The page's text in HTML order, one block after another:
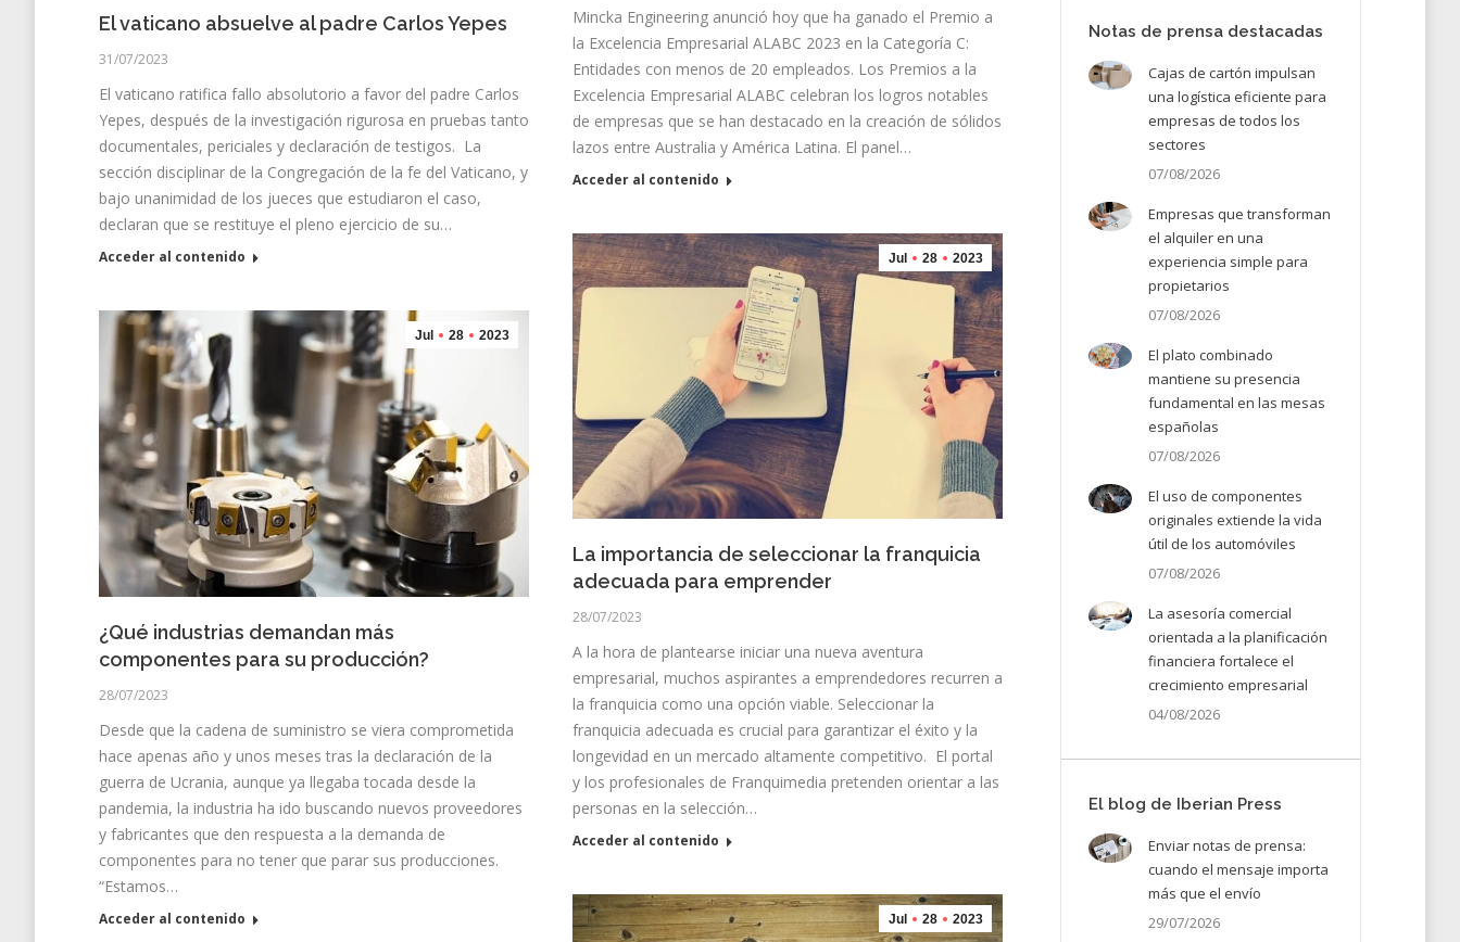
El vaticano absuelve al padre Carlos Yepes
31/07/2023
El vaticano ratifica fallo absolutorio a favor del padre Carlos
Yepes, después de la investigación rigurosa en pruebas tanto
documentales, periciales y declaración de testigos. La
sección disciplinar de la Congregación de la fe del Vaticano, y
bajo unanimidad de los jueces que estudiaron el caso,
declaran que se restituye el pleno ejercicio de su…
Acceder al contenido
Mincka Engineering anunció hoy que ha ganado el Premio a
la Excelencia Empresarial ALABC 2023 en la Categoría C:
Entidades con menos de 20 empleados. Los Premios a la
Excelencia Empresarial ALABC celebran los logros notables
de empresas que se han destacado en la creación de sólidos
lazos entre Australia y América Latina. El panel…
Acceder al contenido
Jul 28 2023
La importancia de seleccionar la franquicia
adecuada para emprender
28/07/2023
A la hora de plantearse iniciar una nueva aventura
empresarial, muchos aspirantes a emprendedores recurren a
la franquicia como una opción viable. Seleccionar la
franquicia adecuada es crucial para garantizar el éxito y la
longevidad en un mercado altamente competitivo. El portal
y los profesionales de Franquimedia pretenden orientar a las
personas en la selección…
Acceder al contenido
Jul 28 2023
¿Qué industrias demandan más
componentes para su producción?
28/07/2023
Desde que la cadena de suministro se viera comprometida
hace apenas año y unos meses tras la declaración de la
guerra de Ucrania, aunque ya llegaba tocada desde la
pandemia, la industria ha ido buscando nuevos proveedores
y fabricantes que den respuesta a la demanda de
componentes para no tener que parar sus producciones.
“Estamos…
Acceder al contenido Jul 28 2023
Notas de prensa destacadas
Cajas de cartón impulsan
una logística eficiente para
empresas de todos los
sectores
07/08/2026
Empresas que transforman
el alquiler en una
experiencia simple para
propietarios
07/08/2026
El plato combinado
mantiene su presencia
fundamental en las mesas
españolas
07/08/2026
El uso de componentes
originales extiende la vida
útil de los automóviles
07/08/2026
La asesoría comercial
orientada a la planificación
financiera fortalece el
crecimiento empresarial
04/08/2026
El blog de Iberian Press
Enviar notas de prensa:
cuando el mensaje importa
más que el envío
29/07/2026